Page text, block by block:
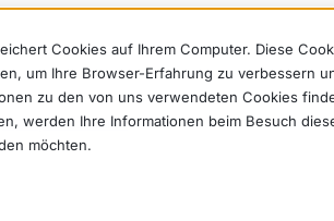
Cookies auf Ihrem Computer. Diese
um Ihre Browser-Erfahrung zu verbessern
zu den von uns verwendeten Cookies
werden Ihre Informationen beim Besuch
möchten.
Español Italiano